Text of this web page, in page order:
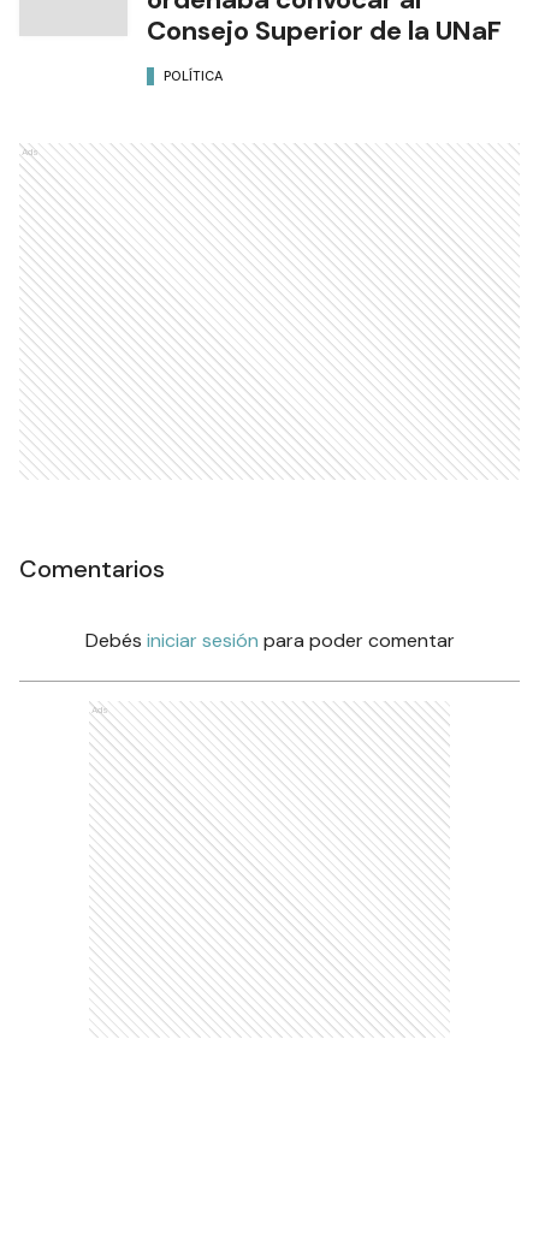
Consejo Superior de la UNaF
POLÍTICA
Ads
Comentarios
Debés iniciar sesión para poder comentar
Ads